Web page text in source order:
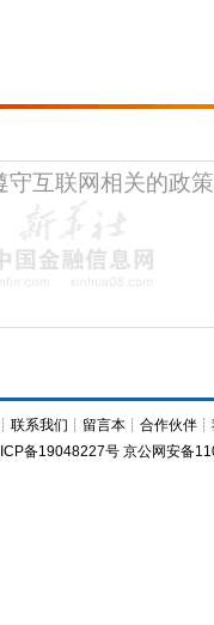
┊联系我们 ┊ 留言本 ┊合作伙伴 ┊
备19048227号 京公网安备